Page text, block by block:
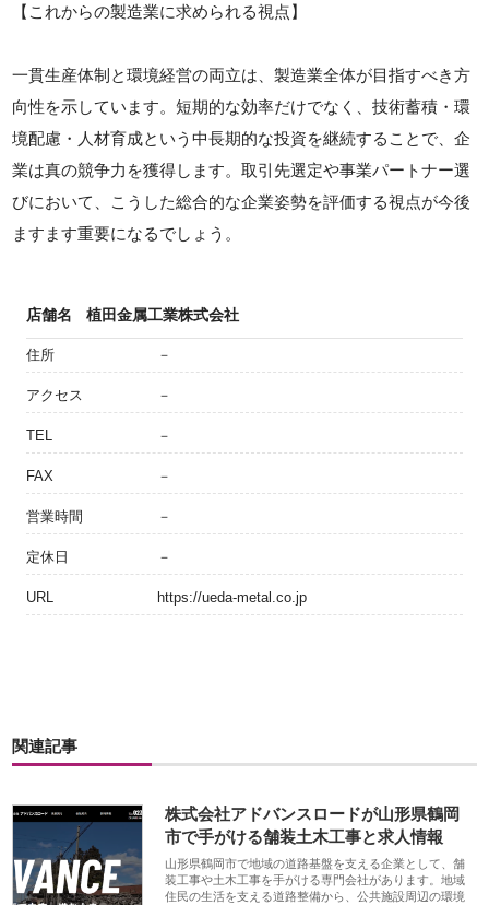
【これからの製造業に求められる視点】
一貫生産体制と環境経営の両立は、製造業全体が目指すべき方
向性を示しています。短期的な効率だけでなく、技術蓄積・環
境配慮・人材育成という中長期的な投資を継続することで、企
業は真の競争力を獲得します。取引先選定や事業パートナー選
びにおいて、こうした総合的な企業姿勢を評価する視点が今後
ますます重要になるでしょう。
店舗名 植田金属工業株式会社
住所 －
アクセス －
TEL －
FAX －
営業時間 －
定休日 －
URL https://ueda-metal.co.jp
関連記事
株式会社アドバンスロードが山形県鶴岡
市で手がける舗装土木工事と求人情報
山形県鶴岡市で地域の道路基盤を支える企業として、舗
装工事や土木工事を手がける専門会社があります。地域
住民の生活を支える道路整備から、公共施設周辺の環境